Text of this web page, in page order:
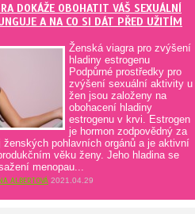
DOKÁŽE OBOHATIT VÁŠ SEXUÁLNÍ
A NA CO SI DÁT PŘED UŽITÍM
Ženská viagra pro zvýšení
hladiny estrogenu
Podpůrné prostředky pro
zvýšení sexuální aktivity u
žen jsou založeny na
obohacení hladiny
estrogenu v krvi. Estrogen
je hormon zodpovědný za
pohlavních orgánů a je aktivní
věku ženy. Jeho hladina se
menopau...
ALBERTOVÁ 2021.04.29